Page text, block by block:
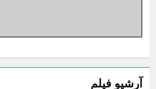
آرشیو فیلم